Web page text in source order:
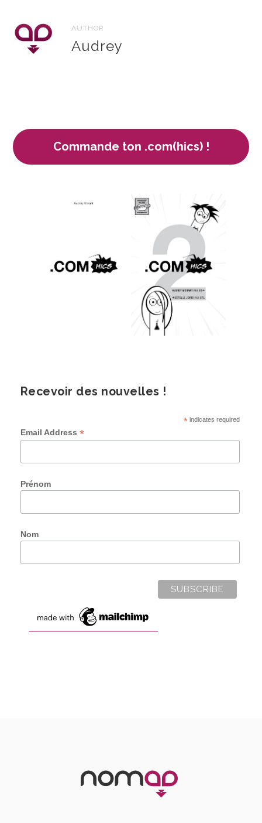
AUTHOR
Audrey
Commande ton .com(hics) !
Recevoir des nouvelles !
*indicates required
Email Address *
Prénom
Nom